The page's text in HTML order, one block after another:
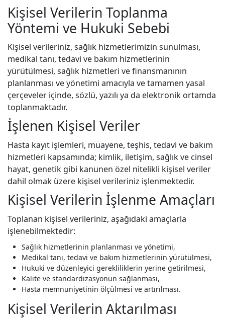
Kişisel Verilerin Toplanma
Yöntemi ve Hukuki Sebebi
Kişisel verileriniz, sağlık hizmetlerimizin sunulması,
medikal tanı, tedavi ve bakım hizmetlerinin
yürütülmesi, sağlık hizmetleri ve finansmanının
planlanması ve yönetimi amacıyla ve tamamen yasal
çerçeveler içinde, sözlü, yazılı ya da elektronik ortamda
toplanmaktadır.
İşlenen Kişisel Veriler
Hasta kayıt işlemleri, muayene, teşhis, tedavi ve bakım
hizmetleri kapsamında; kimlik, iletişim, sağlık ve cinsel
hayat, genetik gibi kanunen özel nitelikli kişisel veriler
dahil olmak üzere kişisel verileriniz işlenmektedir.
Kişisel Verilerin İşlenme Amaçları
Toplanan kişisel verileriniz, aşağıdaki amaçlarla
işlenebilmektedir:
Sağlık hizmetlerinin planlanması ve yönetimi,
Medikal tanı, tedavi ve bakım hizmetlerinin yürütülmesi,
Hukuki ve düzenleyici gerekliliklerin yerine getirilmesi,
Kalite ve standardizasyonun sağlanması,
Hasta memnuniyetinin ölçülmesi ve artırılması.
Kişisel Verilerin Aktarılması